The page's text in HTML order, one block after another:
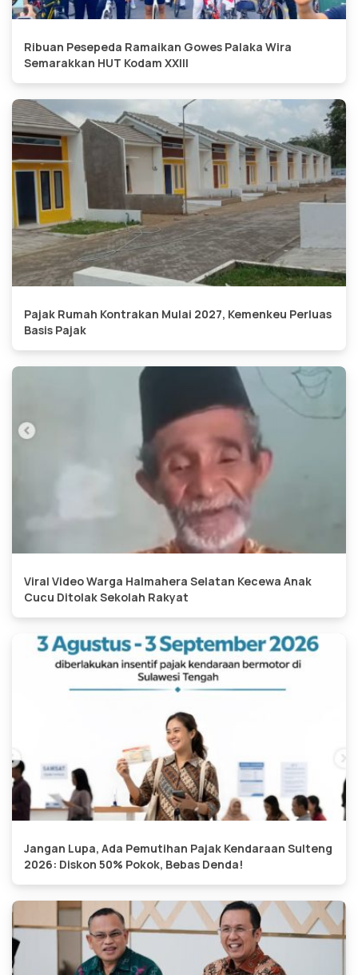
Ribuan Pesepeda Ramaikan Gowes Palaka Wira
Semarakkan HUT Kodam XXIII
Pajak Rumah Kontrakan Mulai 2027, Kemenkeu Perluas
Basis Pajak
Viral Video Warga Halmahera Selatan Kecewa Anak
Cucu Ditolak Sekolah Rakyat
Jangan Lupa, Ada Pemutihan Pajak Kendaraan Sulteng
2026: Diskon 50% Pokok, Bebas Denda!